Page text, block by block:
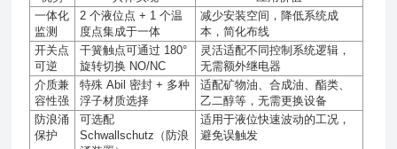
一体化
监测
2个液位点 + 1个温
度点集成于一体
减少安装空间，降低系统成
本，简化布线
开关点
可逆
干簧触点可通过 180°
旋转切换 NO/NC
灵活适配不同控制系统逻辑，
无需额外继电器
介质兼
容性强
特殊 Abil 密封 + 多种
浮子材质选择
适配矿物油、合成油、酯类、
乙二醇等，无需更换设备
防浪涌
保护
可选配
Schwallschutz （防浪
适用于液位快速波动的工况，
避免误触发